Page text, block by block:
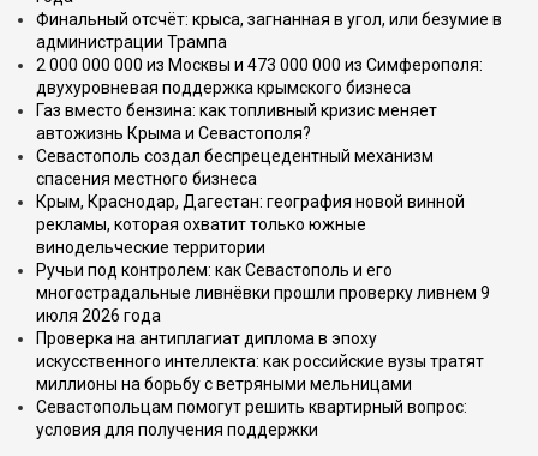
Финальный отсчёт: крыса, загнанная в угол, или безумие в
администрации Трампа
2 000 000 000 из Москвы и 473 000 000 из Симферополя:
двухуровневая поддержка крымского бизнеса
Газ вместо бензина: как топливный кризис меняет
автожизнь Крыма и Севастополя?
Севастополь создал беспрецедентный механизм
спасения местного бизнеса
Крым, Краснодар, Дагестан: география новой винной
рекламы, которая охватит только южные
винодельческие территории
Ручьи под контролем: как Севастополь и его
многострадальные ливнёвки прошли проверку ливнем 9
июля 2026 года
Проверка на антиплагиат диплома в эпоху
искусственного интеллекта: как российские вузы тратят
миллионы на борьбу с ветряными мельницами
Севастопольцам помогут решить квартирный вопрос:
условия для получения поддержки